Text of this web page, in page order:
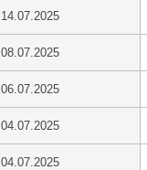
14.07.2025
08.07.2025
06.07.2025
04.07.2025
04.07.2025